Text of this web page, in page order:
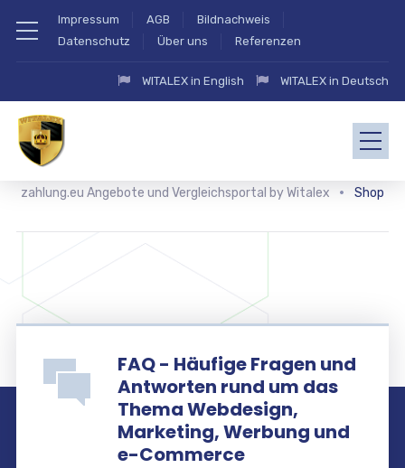
Impressum AGB
Bildnachweis
Datenschutz
Über uns Referenzen
WITALEX in English WITALEX in Deutsch
zahlung.eu Angebote und Vergleichsportal by Witalex Shop
FAQ - Häufige Fragen und
Antworten rund um das
Thema Webdesign,
Marketing, Werbung und
e-Commerce